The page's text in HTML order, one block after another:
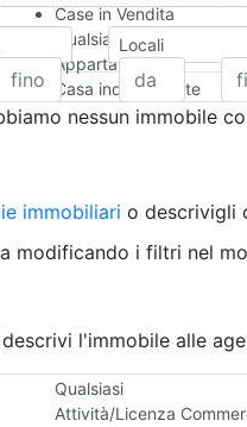
Case in Vendita
Qualsiasi
Appartamento
Casa indipendente
Casa Semi-indipendente
Rustico/Casale
Camera d'Albergo
Box/Garage
Qualsiasi
Attività/Licenza
Locali
nessun immobile
immobiliari o descrivigli
modificando i filtri nel
descrivi l'immobile alle